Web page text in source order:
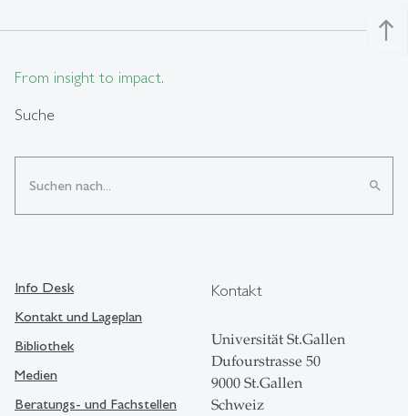
north
From insight to impact.
Suche
search
Info Desk
Kontakt und Lageplan
Bibliothek
Medien
Beratungs- und Fachstellen
Kontakt
Universität St.Gallen
Dufourstrasse 50
9000 St.Gallen
Schweiz